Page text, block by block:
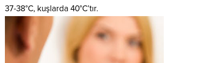
37-38°C, kuşlarda 40°C’tır.